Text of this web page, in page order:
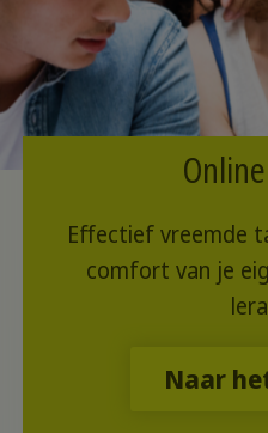
Effectief vreemde
comfort van je
Naar